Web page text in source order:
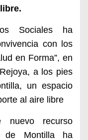
Sociales ha
con los
en Forma”, en
a los pies
un espacio
al aire libre
recurso
de Montilla ha